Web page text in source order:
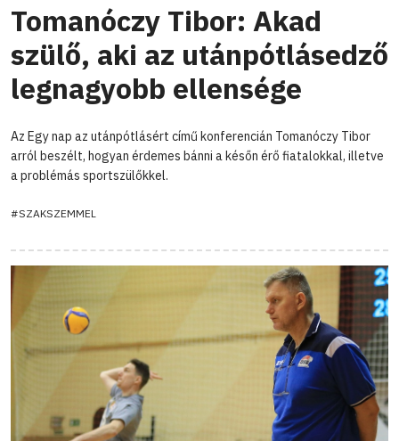
Tomanóczy Tibor: Akad
szülő, aki az utánpótlásedző
legnagyobb ellensége
Az Egy nap az utánpótlásért című konferencián Tomanóczy Tibor
arról beszélt, hogyan érdemes bánni a későn érő fiatalokkal, illetve
a problémás sportszülőkkel.
#SZAKSZEMMEL